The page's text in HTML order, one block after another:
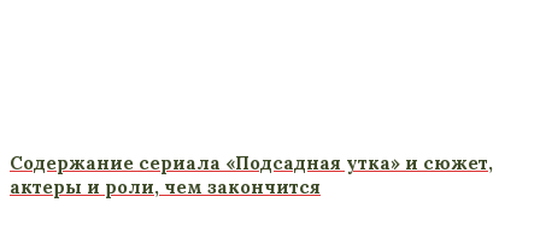
Содержание сериала «Подсадная утка» и сюжет,
актеры и роли, чем закончится